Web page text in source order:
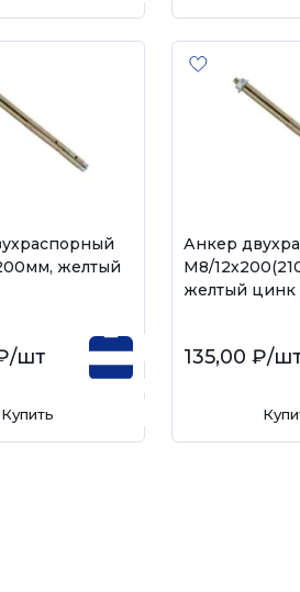
желтый
/шт
Купить
Анкер
М8/
желтый цинк
135,00 ₽/